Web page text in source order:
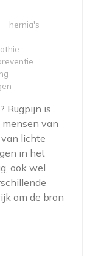
hernia's
Rugpijn is
van
lichte
in het
ook wel
om de bron